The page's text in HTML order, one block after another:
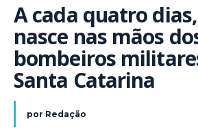
A cada quatro
nasce nas mãos
bombeiros
Santa Catarina
por Redação